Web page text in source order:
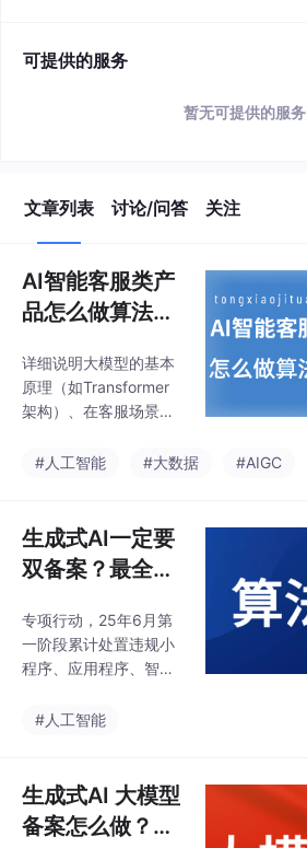
可提供的服务
暂无可提供的服务
文章列表 讨论/问答 关注
AI智能客服类产
品怎么做算法、
详细说明大模型的基本
原理（如Transformer
架构）、在客服场景中
成、意图识别、情绪分
正、信息过滤、用户权
益保护（如关闭推荐选
项）、安全风险（如伦
面。智能客服解决方案
以‌产品层、业务层、算
法层、基础层‌为架构核
服务的智能化、高效化
行中使用数据的来源、
类型、规
#人工智能 #大数据 #AIGC
生成式AI一定要
双备案？最全解
专项行动，25年6月第
一阶段累计处置违规小
程序、应用程序、智能
清理违法违规信息96万
案手续。■自主研发大
模型，或基于开源/第三
方模型进行了实质性微
#人工智能
生成式AI 大模型
备案怎么做？